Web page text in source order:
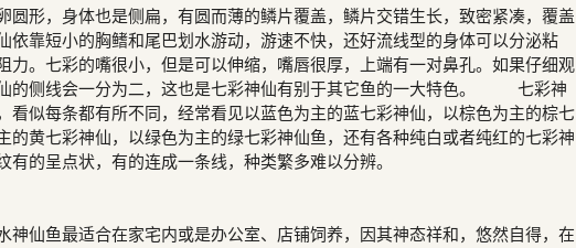
圆形，身体也是侧扁，有圆而薄的鳞片覆盖，鳞片交错生长，致密紧凑，覆盖
依靠短小的胸鳍和尾巴划水游动，游速不快，还好流线型的身体可以分泌粘
力。七彩的嘴很小，但是可以伸缩，嘴唇很厚，上端有一对鼻孔。如果仔细观
的侧线会一分为二，这也是七彩神仙有别于其它鱼的一大特色。 七彩神
看似每条都有所不同，经常看见以蓝色为主的蓝七彩神仙，以棕色为主的棕七
的黄七彩神仙，以绿色为主的绿七彩神仙鱼，还有各种纯白或者纯红的七彩神
有的呈点状，有的连成一条线，种类繁多难以分辨。
神仙鱼最适合在家宅内或是办公室、店铺饲养，因其神态祥和，悠然自得，在